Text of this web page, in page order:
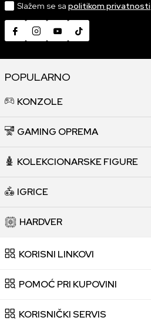
Slažem se sa politikom privatnosti
POPULARNO
KONZOLE
GAMING OPREMA
KOLEKCIONARSKE FIGURE
IGRICE
HARDVER
KORISNI LINKOVI
POMOĆ PRI KUPOVINI
KORISNIČKI SERVIS